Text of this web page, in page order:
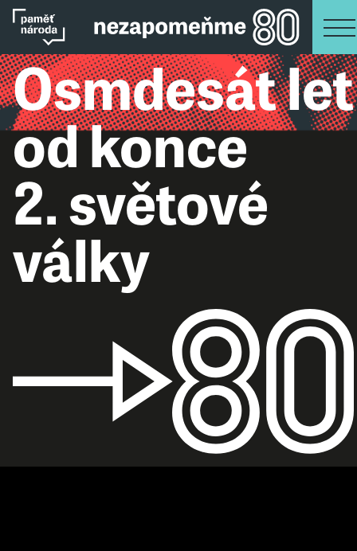
Osmdesát let
od konce
2. světové
války